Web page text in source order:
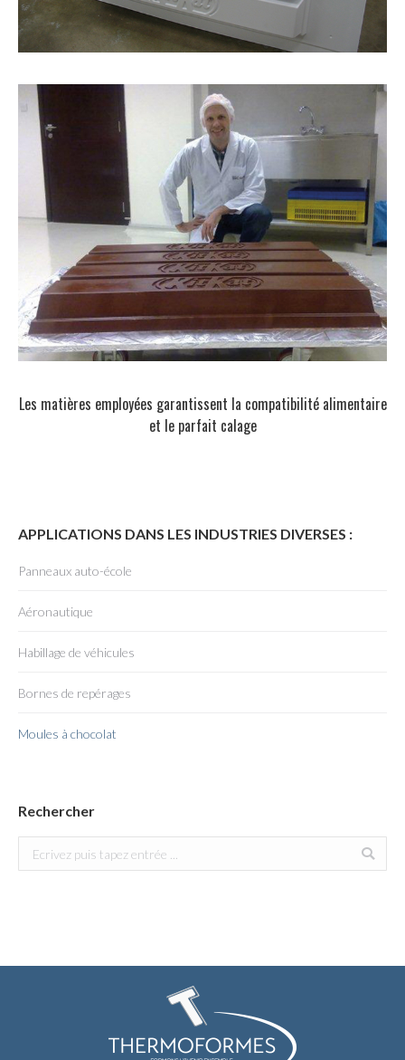
Les matières employées garantissent la compatibilité alimentaire
et le parfait calage
APPLICATIONS DANS LES INDUSTRIES DIVERSES :
Panneaux auto-école
Aéronautique
Habillage de véhicules
Bornes de repérages
Moules à chocolat
Rechercher
Search: